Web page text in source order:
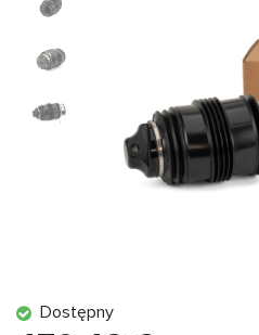
Dostępny